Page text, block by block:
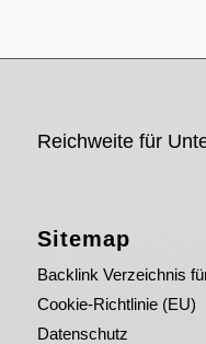
Reichweite für
Sitemap
Backlink Verzeichnis
Cookie-Richtlinie (EU)
Datenschutz